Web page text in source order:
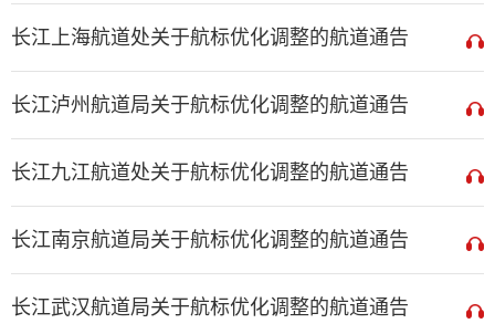
长江上海航道处关于航标优化调整的航道通告
长江泸州航道局关于航标优化调整的航道通告
长江九江航道处关于航标优化调整的航道通告
长江南京航道局关于航标优化调整的航道通告
长江武汉航道局关于航标优化调整的航道通告